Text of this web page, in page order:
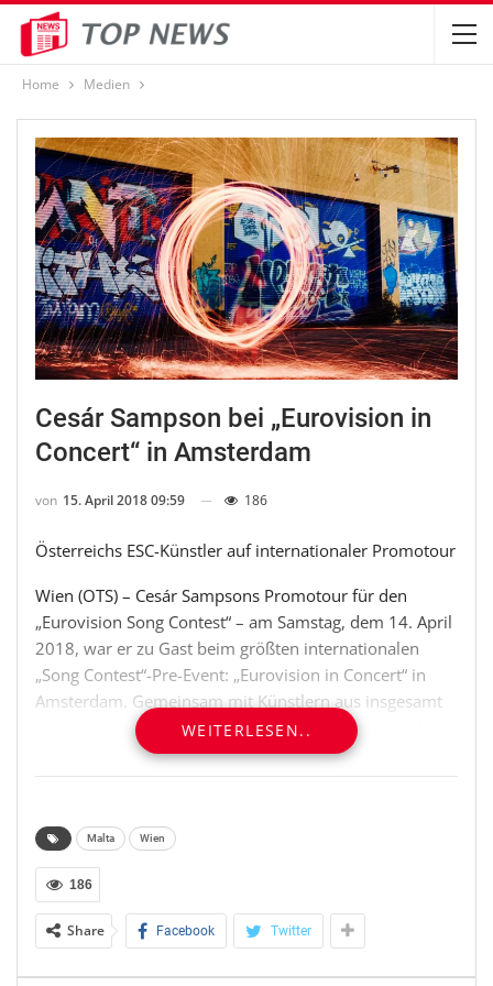
Home Medien
Cesár Sampson bei „Eurovision in
Concert“ in Amsterdam
von 15. April 2018 09:59 186
Österreichs ESC-Künstler auf internationaler Promotour
Wien (OTS) – Cesár Sampsons Promotour für den
„Eurovision Song Contest“ – am Samstag, dem 14. April
2018, war er zu Gast beim größten internationalen
„Song Contest“-Pre-Event: „Eurovision in Concert“ in
Amsterdam. Gemeinsam mit Künstlern aus insgesamt
32 ESC-Nationen – darunter die Schweiz, Frankreich,
Bulgarien, Deutschland, Irland, Australien, Dänemark,
die Niederlande, Malta, Finnland, Israel, Tschechien und
Fans in der AFAS-LIVE-Arena seinen Song „Nobody but
von Cesárs internationaler Promotiontour, die ihn
Anfang April bereits nach London und nach Tel Aviv
geführt hat. Cesár Sampson: „Der Auftritt hier war ein
WEITERLESEN..
Malta Wien
186
Share Facebook Twitter